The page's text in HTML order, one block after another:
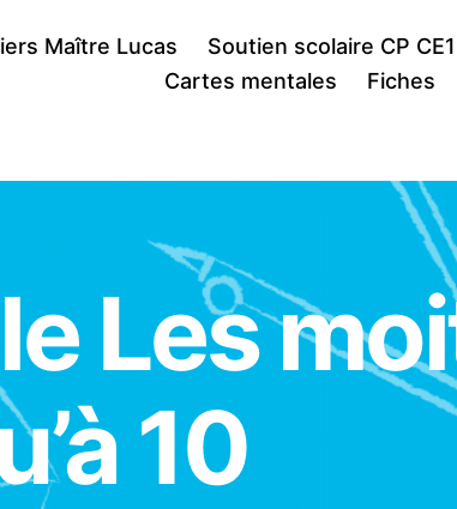
Maître Lucas Soutien scolaire CP
Cartes mentales
Fiches
Les
10